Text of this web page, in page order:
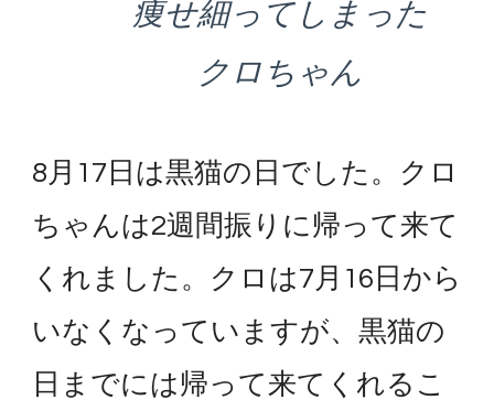
痩せ細ってしまった
クロちゃん
8月17日は黒猫の日でした。クロ
ちゃんは2週間振りに帰って来て
くれました。クロは7月16日から
いなくなっていますが、黒猫の
日までには帰って来てくれるこ